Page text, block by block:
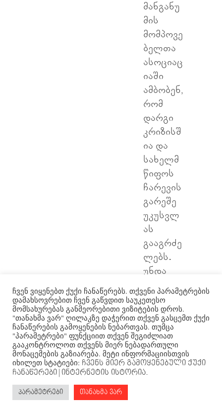
მანგანუ
მის
მომპოვე
ბელთა
ასოციაც
იაში
ამბობენ,
რომ
დარგი
კრიზისშ
ია და
სახელმ
წიფოს
ჩარევის
გარეშე
უკუსვლ
ას
გააგრძე
ლებს.
უნდა
მოიძებნ
ოს
გამოსავ
ალი,
რომ
ქალაქი
ისევ
ჩვენ ვიყენებთ ქუქი ჩანაწერებს. თქვენი პარამეტრების
დამახსოვრებით ჩვენ გაწვდით საუკეთესო
მომსახურებას განმეორებითი ვიზიტების დროს.
"თანახმა ვარ" ღილაკზე დაჭერით თქვენ გასცემთ ქუქი
ჩანაწერების გამოყენების ნებართვას. თუმცა
"პარამეტრები" ფუნქციით თქვენ შეგიძლიათ
გააკონტროლოთ თქვენს მიერ ნებადართული
მონაცემების გაზიარება. მეტი ინფორმაციისთვის
იხილეთ სტატიები: ჩვენს მიერ გამოყენებული ქუქი
ჩანაწერები | ინტერნეტის ისტორია.
პარამეტრები თანახმა ვარ